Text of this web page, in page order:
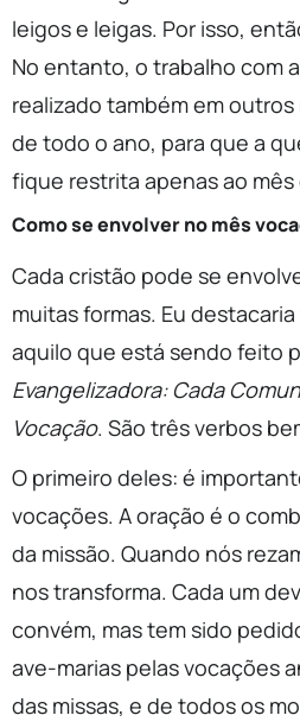
leigos e leigas. Por isso,
No entanto, o trabalho com
realizado também em
de todo o ano, para que a
fique restrita apenas ao
Como se envolver no mês
Cada cristão pode se
muitas formas. Eu
aquilo que está sendo feito
Evangelizadora: Cada
Vocação. São três verbos
O primeiro deles: é
vocações. A oração é o
da missão. Quando nós
nos transforma. Cada um
convém, mas tem sido
ave-marias pelas vocações
das missas, e de todos os